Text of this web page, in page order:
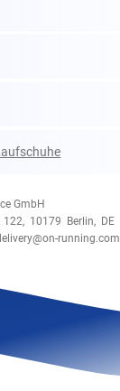
GmbH
122, 10179 Berlin, DE
running.com